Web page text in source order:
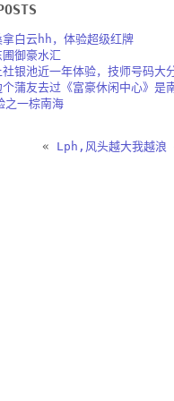
拿白云hh，体验超级红牌
御豪水汇
社银池近一年体验，技师号码大
蒲友去过《富豪休闲中心》是
之一棕南海
« Lph,风头越大我越浪